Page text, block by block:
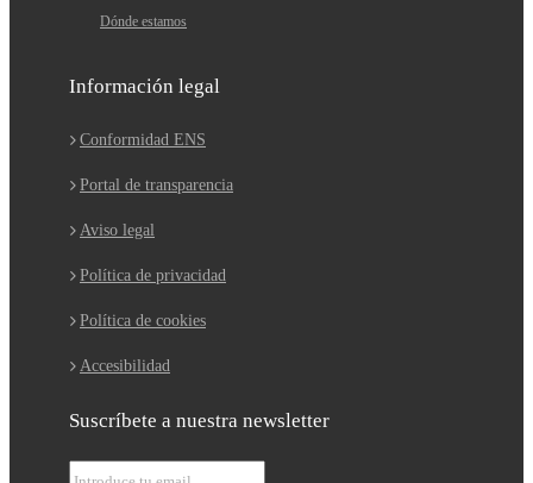
Dónde estamos
Información legal
Conformidad ENS
Portal de transparencia
Aviso legal
Política de privacidad
Política de cookies
Accesibilidad
Suscríbete a nuestra newsletter